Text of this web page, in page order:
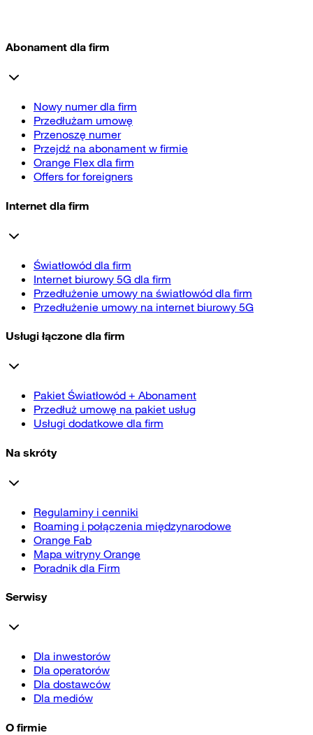
Abonament dla firm
Nowy numer dla firm
Przedłużam umowę
Przenoszę numer
Przejdź na abonament w firmie
Orange Flex dla firm
Offers for foreigners
Internet dla firm
Światłowód dla firm
Internet biurowy 5G dla firm
Przedłużenie umowy na światłowód dla firm
Przedłużenie umowy na internet biurowy 5G
Usługi łączone dla firm
Pakiet Światłowód + Abonament
Przedłuż umowę na pakiet usług
Usługi dodatkowe dla firm
Na skróty
Regulaminy i cenniki
Roaming i połączenia międzynarodowe
Orange Fab
Mapa witryny Orange
Poradnik dla Firm
Serwisy
Dla inwestorów
Dla operatorów
Dla dostawców
Dla mediów
O firmie